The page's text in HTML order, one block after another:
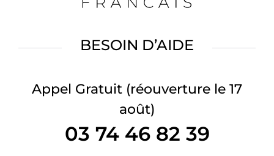
BESOIN D’AIDE
Appel Gratuit (réouverture le 17
août)
03 74 46 82 39